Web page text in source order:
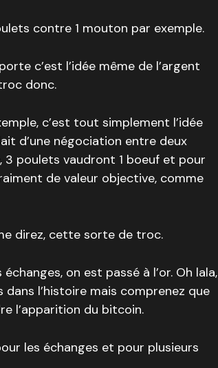
contre 1 mouton par exemple.
c’est l’idée même de l’argent
donc.
c’est tout simplement l’idée
d’une négociation entre deux
3 poulets vaudront 1 boeuf et pour
de valeur objective, comme
direz, cette sorte de troc.
on est passé à l’or. Oh lala,
l’histoire mais comprenez que
l’apparition du bitcoin.
les échanges et pour plusieurs